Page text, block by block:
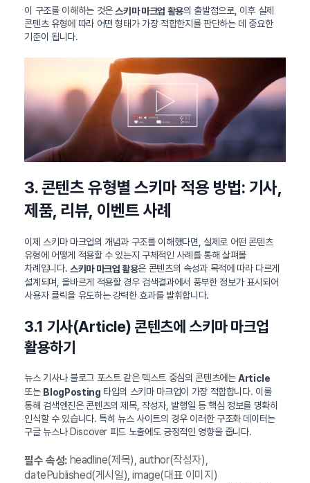
이 구조를 이해하는 것은 스키마 마크업 활용의 출발점으로, 이후 실제
콘텐츠 유형에 따라 어떤 형태가 가장 적합한지를 판단하는 데 중요한
기준이 됩니다.
3. 콘텐츠 유형별 스키마 적용 방법: 기사,
제품, 리뷰, 이벤트 사례
이제 스키마 마크업의 개념과 구조를 이해했다면, 실제로 어떤 콘텐츠
유형에 어떻게 적용할 수 있는지 구체적인 사례를 통해 살펴볼
차례입니다. 스키마 마크업 활용은 콘텐츠의 속성과 목적에 따라 다르게
설계되며, 올바르게 적용할 경우 검색결과에서 풍부한 정보가 표시되어
사용자 클릭을 유도하는 강력한 효과를 발휘합니다.
3.1 기사(Article) 콘텐츠에 스키마 마크업
활용하기
뉴스 기사나 블로그 포스트 같은 텍스트 중심의 콘텐츠에는Article
또는 BlogPosting 타입의 스키마 마크업이 가장 적합합니다. 이를
통해 검색엔진은 콘텐츠의 제목, 작성자, 발행일 등 핵심 정보를 명확히
인식할 수 있습니다. 특히 뉴스 사이트의 경우 이러한 구조화 데이터는
구글 뉴스나 Discover 피드 노출에도 긍정적인 영향을 줍니다.
필수 속성:headline(제목), author(작성자),
datePublished(게시일), image(대표 이미지)